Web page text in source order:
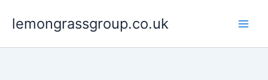
lemongrassgroup.co.uk